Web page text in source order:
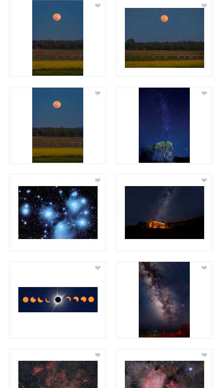
❤ ❤
❤ ❤
❤ ❤
❤ ❤
❤ ❤